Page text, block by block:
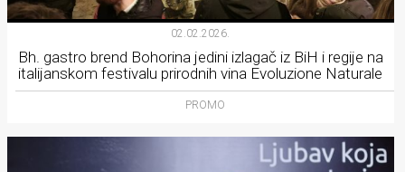
02.02.2026.
Bh. gastro brend Bohorina jedini izlagač iz BiH i regije na
italijanskom festivalu prirodnih vina Evoluzione Naturale
PROMO